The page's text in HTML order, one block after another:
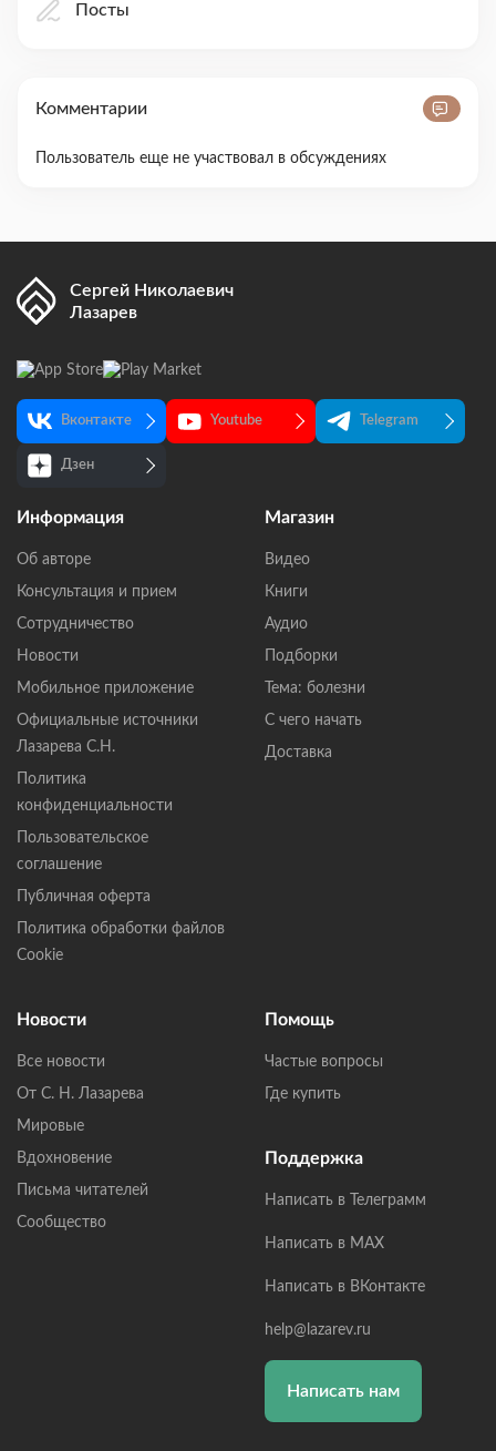
Посты
Комментарии
Пользователь еще не участвовал в обсуждениях
Сергей Николаевич
Лазарев
Вконтакте Youtube Telegram
Дзен
Информация
Об авторе
Консультация и прием
Сотрудничество
Новости
Мобильное приложение
Официальные источники
Лазарева С.Н.
Политика
конфиденциальности
Пользовательское
соглашение
Публичная оферта
Политика обработки файлов
Cookie
Магазин
Видео
Книги
Аудио
Подборки
Тема: болезни
С чего начать
Доставка
Новости
Все новости
От С. Н. Лазарева
Мировые
Вдохновение
Письма читателей
Сообщество
Помощь
Частые вопросы
Где купить
Поддержка
Написать в Телеграмм
Написать в MAX
Написать в ВКонтакте
help@lazarev.ru
Написать нам